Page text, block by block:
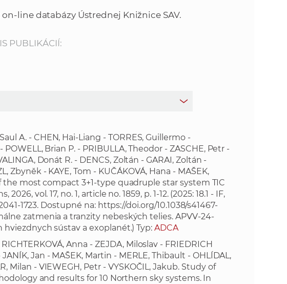
n
s
t
á
k
line databázy Ústrednej Knižnice SAV.
PUBLIKÁCIÍ:
A. - CHEN, Hai-Liang - TORRES, Guillermo -
POWELL, Brian P. - PRIBULLA, Theodor - ZASCHE, Petr -
Donát R. - DENCS, Zoltán - GARAI, Zoltán -
Zbyněk - KAYE, Tom - KUČÁKOVÁ, Hana - MAŠEK,
the most compact 3+1-type quadruple star system TIC
vol. 17, no. 1, article no. 1859, p. 1-12. (2025: 18.1 - IF,
1723. Dostupné na: https://doi.org/10.1038/s41467-
zatmenia a tranzity nebeských telies. APVV-24-
hviezdnych sústav a exoplanét.) Typ:ADCA
Anna - ZEJDA, Miloslav - FRIEDRICH
Jan - MAŠEK, Martin - MERLE, Thibault - OHLÍDAL,
Milan - VIEWEGH, Petr - VYSKOČIL, Jakub. Study of
and results for 10 Northern sky systems. In